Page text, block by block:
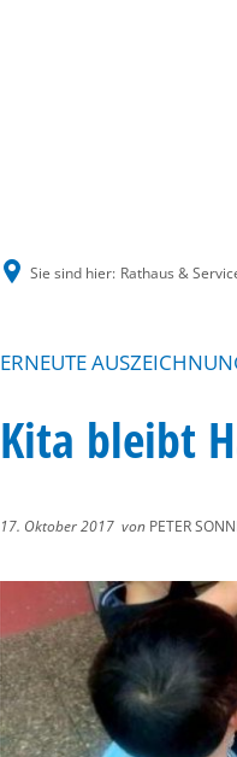
Sie sind hier: Rathaus &
ERNEUTE
Kita bleibt
17. Oktober 2017 von PETER